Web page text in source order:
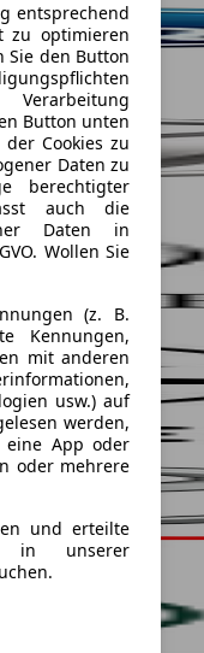
entsprechend
zu optimieren
Sie den Button
Button unten
Cookies zu
Daten zu
berechtigter
auch die
Daten in
Wollen Sie
(z. B.
Kennungen,
mit anderen
usw.) auf
werden,
eine App oder
oder mehrere
und erteilte
in unserer